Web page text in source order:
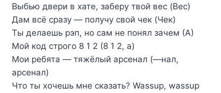
Выбью двери в хате, заберу твой вес (Вес)
Дам всё сразу — получу свой чек (Чек)
Ты делаешь рэп, но сам не понял зачем (А)
Мой код строго 8 1 2 (8 1 2, а)
Мои ребята — тяжёлый арсенал (—нал,
арсенал)
Что ты хочешь мне сказать? Wassup, wassup